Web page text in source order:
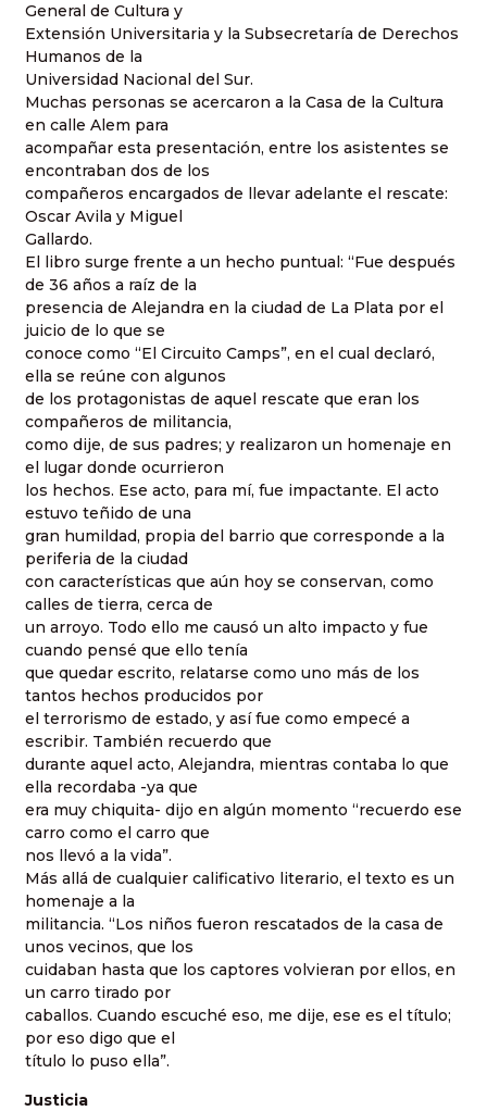
General de Cultura y
Extensión Universitaria y la Subsecretaría de Derechos
Humanos de la
Universidad Nacional del Sur.
Muchas personas se acercaron a la Casa de la Cultura
en calle Alem para
acompañar esta presentación, entre los asistentes se
encontraban dos de los
compañeros encargados de llevar adelante el rescate:
Oscar Avila y Miguel
Gallardo.
El libro surge frente a un hecho puntual: “Fue después
de 36 años a raíz de la
presencia de Alejandra en la ciudad de La Plata por el
juicio de lo que se
conoce como “El Circuito Camps”, en el cual declaró,
ella se reúne con algunos
de los protagonistas de aquel rescate que eran los
compañeros de militancia,
como dije, de sus padres; y realizaron un homenaje en
el lugar donde ocurrieron
los hechos. Ese acto, para mí, fue impactante. El acto
estuvo teñido de una
gran humildad, propia del barrio que corresponde a la
periferia de la ciudad
con características que aún hoy se conservan, como
calles de tierra, cerca de
un arroyo. Todo ello me causó un alto impacto y fue
cuando pensé que ello tenía
que quedar escrito, relatarse como uno más de los
tantos hechos producidos por
el terrorismo de estado, y así fue como empecé a
escribir. También recuerdo que
durante aquel acto, Alejandra, mientras contaba lo que
ella recordaba -ya que
era muy chiquita- dijo en algún momento “recuerdo ese
carro como el carro que
nos llevó a la vida”.
Más allá de cualquier calificativo literario, el texto es un
homenaje a la
militancia. “Los niños fueron rescatados de la casa de
unos vecinos, que los
cuidaban hasta que los captores volvieran por ellos, en
un carro tirado por
caballos. Cuando escuché eso, me dije, ese es el título;
por eso digo que el
título lo puso ella”.
Justicia